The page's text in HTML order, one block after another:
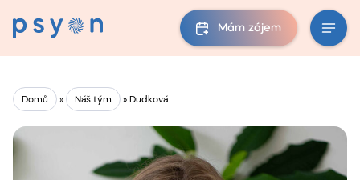
Mám zájem
Domů » Náš tým »Dudková